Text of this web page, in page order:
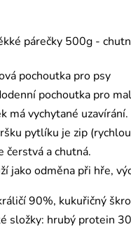
párečky 500g -
pochoutka pro psy
pochoutka pro
má vychytané uzavírání.
pytlíku je zip
čerstvá a chutná.
jako odměna při hře,
90%, kukuřičný
složky: hrubý protein